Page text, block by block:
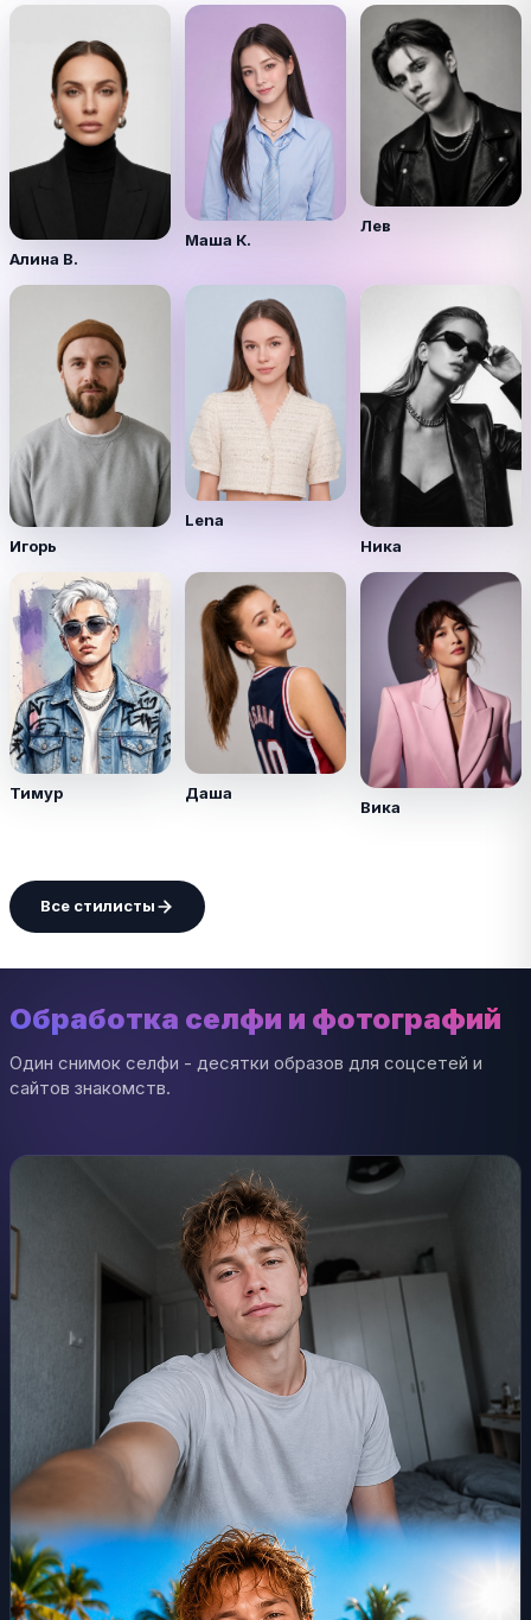
Алина В.
Маша К.
Лев
Игорь
Lena
Ника
Тимур Даша
Вика
Все стилисты
Обработка селфи и фотографий
Один снимок селфи - десятки образов для соцсетей и
сайтов знакомств.